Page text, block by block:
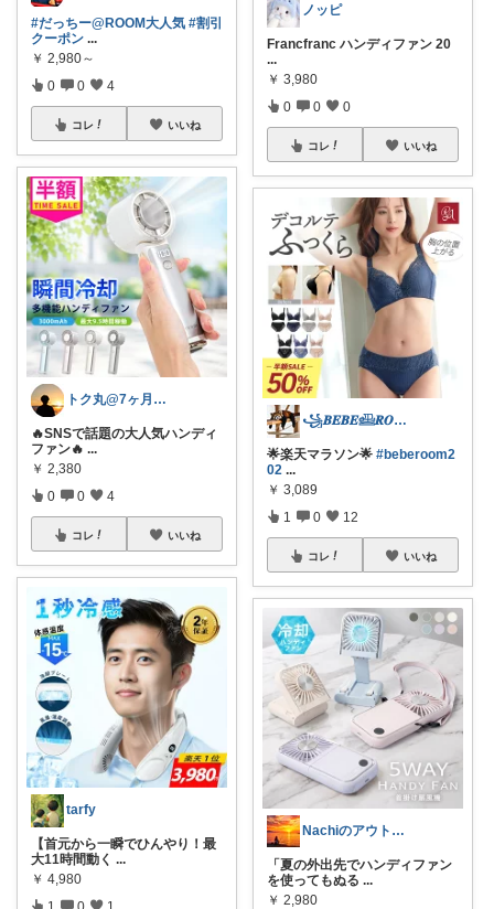
#だっちー@ROOM大人気 #割引
クーポン ...
￥ 2,980～
0 0 4
コレ いいね
トク丸@7ヶ月ベビー育児中👶
🔥SNSで話題の大人気ハンディ
ファン🔥 ...
￥ 2,380
0 0 4
コレ いいね
tarfy
【首元から一瞬でひんやり！最
大11時間動く ...
￥ 4,980
1 0 1
ノッピ
Francfranc ハンディファン 20
...
￥ 3,980
0 0 0
コレ いいね
꧁𝑩𝑬𝑩𝑬𓊝𝑹𝑶𝑶𝑴꧂
🌟楽天マラソン🌟 #beberoom2
02 ...
￥ 3,089
1 0 12
コレ いいね
Nachiのアウトドアライフ⛺️🎣
「夏の外出先でハンディファン
を使ってもぬる ...
￥ 2,980